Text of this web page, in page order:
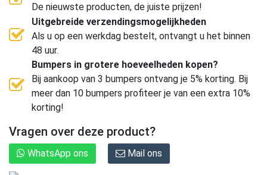
De nieuwste producten, de juiste prijzen!
Uitgebreide verzendingsmogelijkheden
Als u op een werkdag bestelt, ontvangt u het binnen
48 uur.
Bumpers in grotere hoeveelheden kopen?
Bij aankoop van 3 bumpers ontvang je 5% korting. Bij
meer dan 10 bumpers profiteer je van een extra 10%
korting!
Vragen over deze product?
WhatsApp ons Mail ons